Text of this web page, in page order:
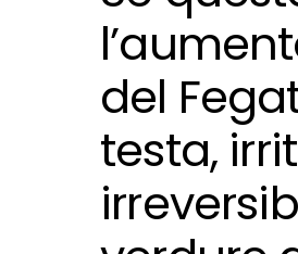
del
testa,